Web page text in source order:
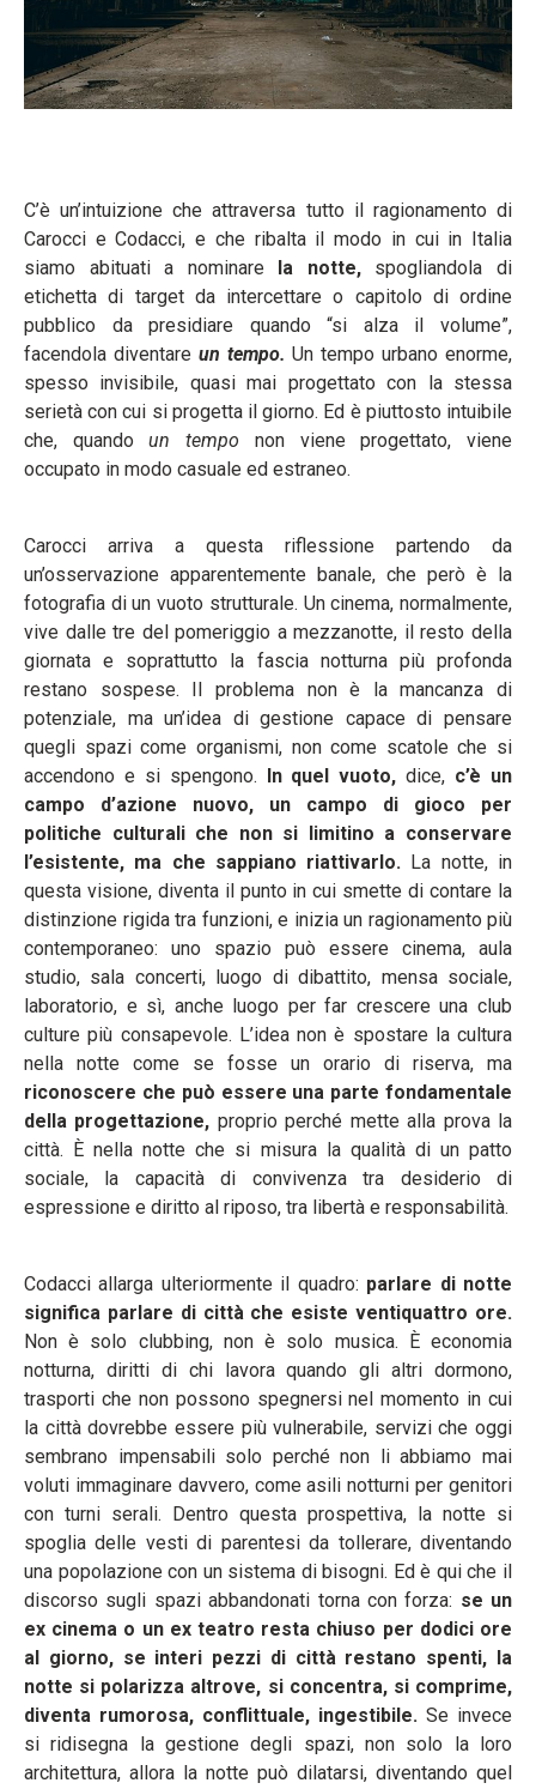
C’è un’intuizione che attraversa tutto il ragionamento di
Carocci e Codacci, e che ribalta il modo in cui in Italia
siamo abituati a nominare
la notte, spogliandola di
etichetta di target da intercettare o capitolo di ordine
pubblico da presidiare quando “si alza il volume”,
facendola diventare un tempo. Un tempo urbano enorme,
spesso invisibile, quasi mai progettato con la stessa
serietà con cui si progetta il giorno. Ed è piuttosto intuibile
che, quandoun tempo non viene progettato, viene
occupato in modo casuale ed estraneo.
Carocci arriva a questa riflessione partendo da
un’osservazione apparentemente banale, che però è la
fotografia di un vuoto strutturale. Un cinema, normalmente,
vive dalle tre del pomeriggio a mezzanotte, il resto della
giornata e soprattutto la fascia notturna più profonda
restano sospese. Il problema non è la mancanza di
potenziale, ma un’idea di gestione capace di pensare
quegli spazi come organismi, non come scatole che si
accendono e si spengono.
In quel vuoto, dice, c’è un
campo d’azione nuovo, un campo di gioco per
politiche culturali che non si limitino a conservare
l’esistente, ma che sappiano riattivarlo. La notte, in
questa visione, diventa il punto in cui smette di contare la
distinzione rigida tra funzioni, e inizia un ragionamento più
contemporaneo: uno spazio può essere cinema, aula
studio, sala concerti, luogo di dibattito, mensa sociale,
laboratorio, e sì, anche luogo per far crescere una club
culture più consapevole. L’idea non è spostare la cultura
nella notte come se fosse un orario di riserva, ma
riconoscere che può essere una parte fondamentale
della progettazione, proprio perché mette alla prova la
città. È nella notte che si misura la qualità di un patto
sociale, la capacità di convivenza tra desiderio di
espressione e diritto al riposo, tra libertà e responsabilità.
Codacci allarga ulteriormente il quadro: parlare di notte
significa parlare di città che esiste ventiquattro ore.
Non è solo clubbing, non è solo musica. È economia
notturna, diritti di chi lavora quando gli altri dormono,
trasporti che non possono spegnersi nel momento in cui
la città dovrebbe essere più vulnerabile, servizi che oggi
sembrano impensabili solo perché non li abbiamo mai
voluti immaginare davvero, come asili notturni per genitori
con turni serali. Dentro questa prospettiva, la notte si
spoglia delle vesti di parentesi da tollerare, diventando
una popolazione con un sistema di bisogni. Ed è qui che il
discorso sugli spazi abbandonati torna con forza: se un
ex cinema o un ex teatro resta chiuso per dodici ore
al giorno, se interi pezzi di città restano spenti, la
notte si polarizza altrove, si concentra, si comprime,
diventa rumorosa, conflittuale, ingestibile. Se invece
si ridisegna la gestione degli spazi, non solo la loro
architettura, allora la notte può dilatarsi, diventando quel